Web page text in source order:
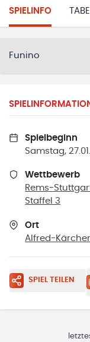
SPIELINFO
Funino
Spielbeginn
Samstag,
Wettbewerb
Rems-
Staffel 3
Ort
Alfred-
SPIEL TEILEN